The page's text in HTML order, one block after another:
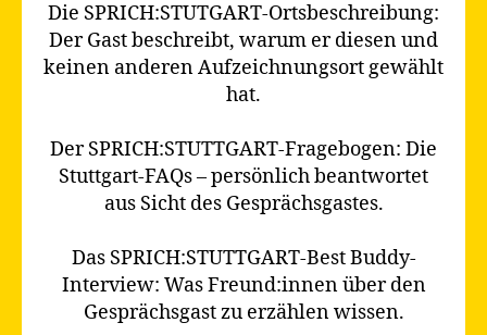
Die SPRICH:STUTGART-Ortsbeschreibung:
Der Gast beschreibt, warum er diesen und
keinen anderen Aufzeichnungsort gewählt
hat.
Der SPRICH:STUTTGART-Fragebogen: Die
Stuttgart-FAQs – persönlich beantwortet
aus Sicht des Gesprächsgastes.
Das SPRICH:STUTTGART-Best Buddy-
Interview: Was Freund:innen über den
Gesprächsgast zu erzählen wissen.